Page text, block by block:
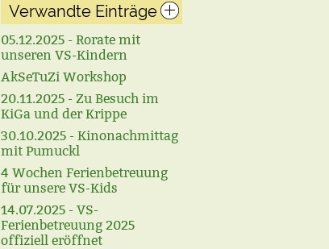
Verwandte Einträge
05.12.2025 - Rorate mit
unseren VS-Kindern
AkSeTuZi Workshop
20.11.2025 - Zu Besuch im
KiGa und der Krippe
30.10.2025 - Kinonachmittag
mit Pumuckl
4 Wochen Ferienbetreuung
für unsere VS-Kids
14.07.2025 - VS-
Ferienbetreuung 2025
offiziell eröffnet